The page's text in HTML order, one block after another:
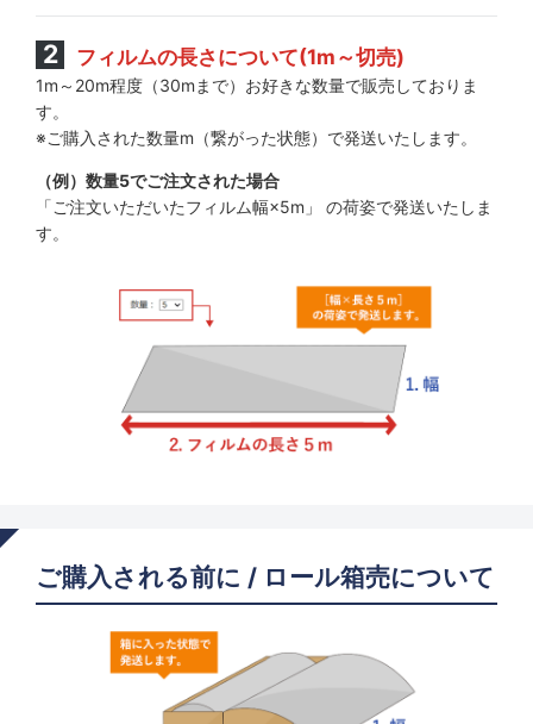
建物 (目的) 安全・飛散防止
建物 (目的) 防犯セキュリティー
建物 (目的) 外貼り用・外内兼用
建物 (サイズ) 50ｃｍ幅（500mm・508mm）
建物 (サイズ) 92ｃｍ幅（914ｍｍ-920ｍｍ）
建物 (サイズ) 1ｍ幅（1000mm・1016mm）
建物 (サイズ) 1.2ｍ幅（1220ｍｍ・1230ｍｍ・1270mm）
メーカー ブレインテック
メーカー サンテック
メーカーＩＫＣＳ
フィルムの長さについて(1m～切売)
1m～20m程度（30mまで）お好きな数量で販売しておりま
す。
※ご購入された数量m（繋がった状態）で発送いたします。
（例）数量5でご注文された場合
「ご注文いただいたフィルム幅×5m」 の荷姿で発送いたしま
す。
ご購入される前に / ロール箱売について